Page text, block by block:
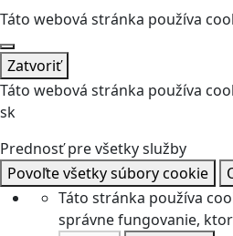
Táto webová stránka používa
Zatvoriť
Táto webová stránka používa
sk
Prednosť pre všetky služby
Povoľte všetky súbory cookie
Táto stránka používa
správne fungovanie,